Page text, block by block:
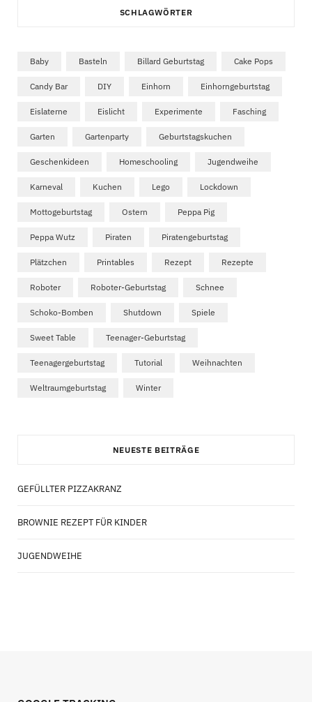
SCHLAGWÖRTER
Baby Basteln Billard Geburtstag Cake Pops
Candy Bar DIY Einhorn Einhorngeburtstag
Eislaterne Eislicht Experimente Fasching
Garten Gartenparty Geburtstagskuchen
Geschenkideen Homeschooling Jugendweihe
Karneval Kuchen Lego Lockdown
Mottogeburtstag Ostern Peppa Pig
Peppa Wutz Piraten Piratengeburtstag
Plätzchen Printables Rezept Rezepte
Roboter Roboter-Geburtstag Schnee
Schoko-Bomben Shutdown Spiele
Sweet Table Teenager-Geburtstag
Teenagergeburtstag Tutorial Weihnachten
Weltraumgeburtstag Winter
NEUESTE BEITRÄGE
GEFÜLLTER PIZZAKRANZ
BROWNIE REZEPT FÜR KINDER
JUGENDWEIHE